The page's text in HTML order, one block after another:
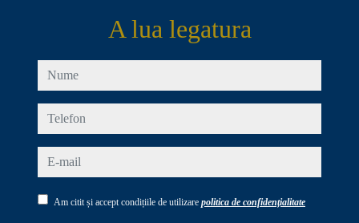
A lua legatura
nume
telefon
e-mail
Am citit și accept condițiile de utilizare politica de confidențialitate